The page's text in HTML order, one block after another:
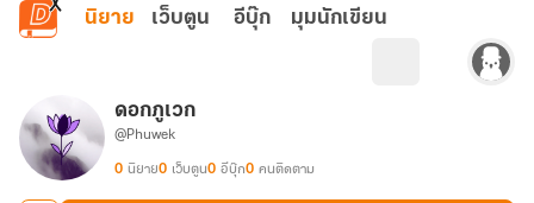
ข้ามไปยังเนื้อหาหลัก
นิยาย เว็บตูน อีบุ๊ก มุมนักเขียน
ดอกภูเวก
@Phuwek
0 นิยาย0 เว็บตูน0 อีบุ๊ก0 คนติดตาม